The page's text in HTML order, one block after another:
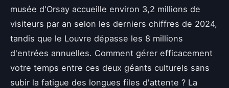
musée d'Orsay accueille environ 3,2 millions de
visiteurs par an selon les derniers chiffres de 2024,
tandis que le Louvre dépasse les 8 millions
d'entrées annuelles. Comment gérer efficacement
votre temps entre ces deux géants culturels sans
subir la fatigue des longues files d'attente ? La